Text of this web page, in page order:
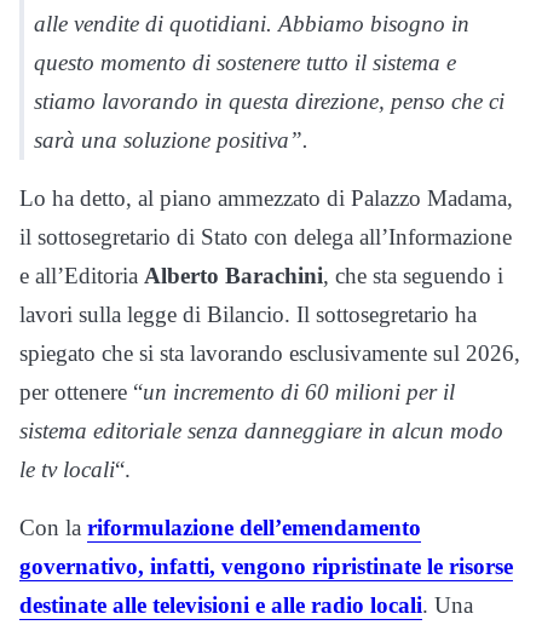
alle vendite di quotidiani. Abbiamo bisogno in
questo momento di sostenere tutto il sistema e
stiamo lavorando in questa direzione, penso che ci
sarà una soluzione positiva”.
Lo ha detto, al piano ammezzato di Palazzo Madama,
il sottosegretario di Stato con delega all’Informazione
e all’Editoria Alberto Barachini, che sta seguendo i
lavori sulla legge di Bilancio. Il sottosegretario ha
spiegato che si sta lavorando esclusivamente sul 2026,
per ottenere “un incremento di 60 milioni per il
sistema editoriale senza danneggiare in alcun modo
le tv locali“.
Con la riformulazione dell’emendamento
governativo, infatti, vengono ripristinate le risorse
destinate alle televisioni e alle radio locali. Una